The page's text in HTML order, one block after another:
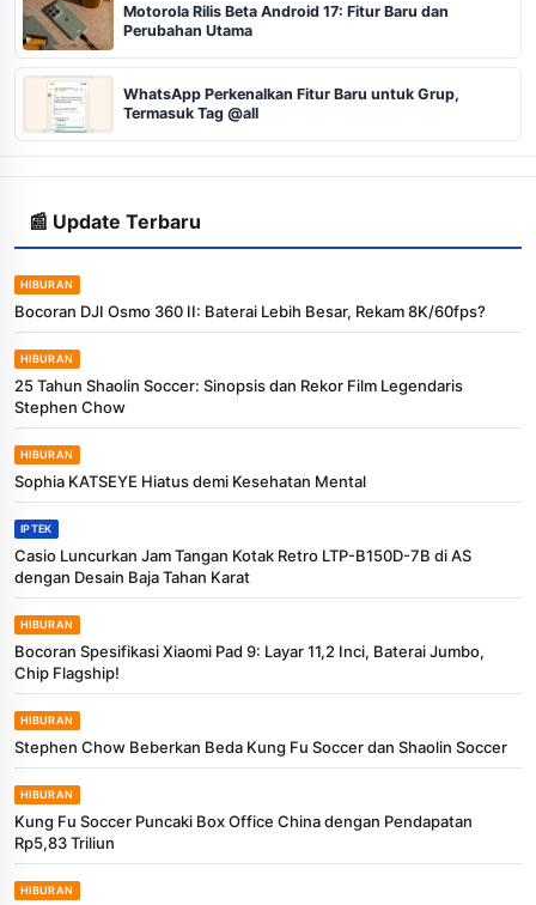
Motorola Rilis Beta Android 17: Fitur Baru dan
Perubahan Utama
WhatsApp Perkenalkan Fitur Baru untuk Grup,
Termasuk Tag @all
📰 Update Terbaru
HIBURAN
Bocoran DJI Osmo 360 II: Baterai Lebih Besar, Rekam 8K/60fps?
HIBURAN
25 Tahun Shaolin Soccer: Sinopsis dan Rekor Film Legendaris
Stephen Chow
HIBURAN
Sophia KATSEYE Hiatus demi Kesehatan Mental
IPTEK
Casio Luncurkan Jam Tangan Kotak Retro LTP-B150D-7B di AS
dengan Desain Baja Tahan Karat
HIBURAN
Bocoran Spesifikasi Xiaomi Pad 9: Layar 11,2 Inci, Baterai Jumbo,
Chip Flagship!
HIBURAN
Stephen Chow Beberkan Beda Kung Fu Soccer dan Shaolin Soccer
HIBURAN
Kung Fu Soccer Puncaki Box Office China dengan Pendapatan
Rp5,83 Triliun
HIBURAN